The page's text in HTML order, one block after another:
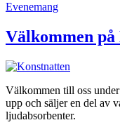
Evenemang
Välkommen på
Välkommen till oss
upp och säljer en del av
ljudabsorbenter.